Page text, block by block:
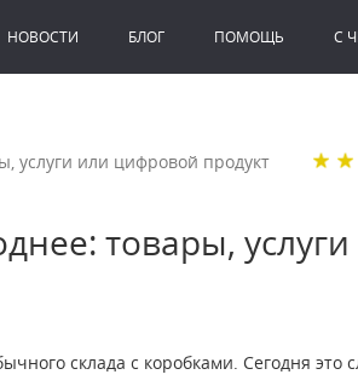
НОВОСТИ БЛОГ ПОМОЩЬ C
услуги или цифровой продукт
товары,
склада с коробками. Сегодня это